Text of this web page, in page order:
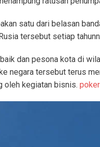
satu dari belasan
tersebut setiap
dan pesona kota di
negara tersebut terus
oleh kegiatan bisnis.